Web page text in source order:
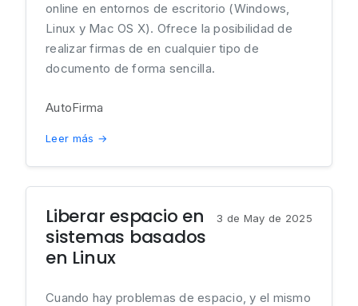
online en entornos de escritorio (Windows,
Linux y Mac OS X). Ofrece la posibilidad de
realizar firmas de en cualquier tipo de
documento de forma sencilla.
AutoFirma
Leer más →
Liberar espacio en
sistemas basados
en Linux
3 de May de 2025
Cuando hay problemas de espacio, y el mismo